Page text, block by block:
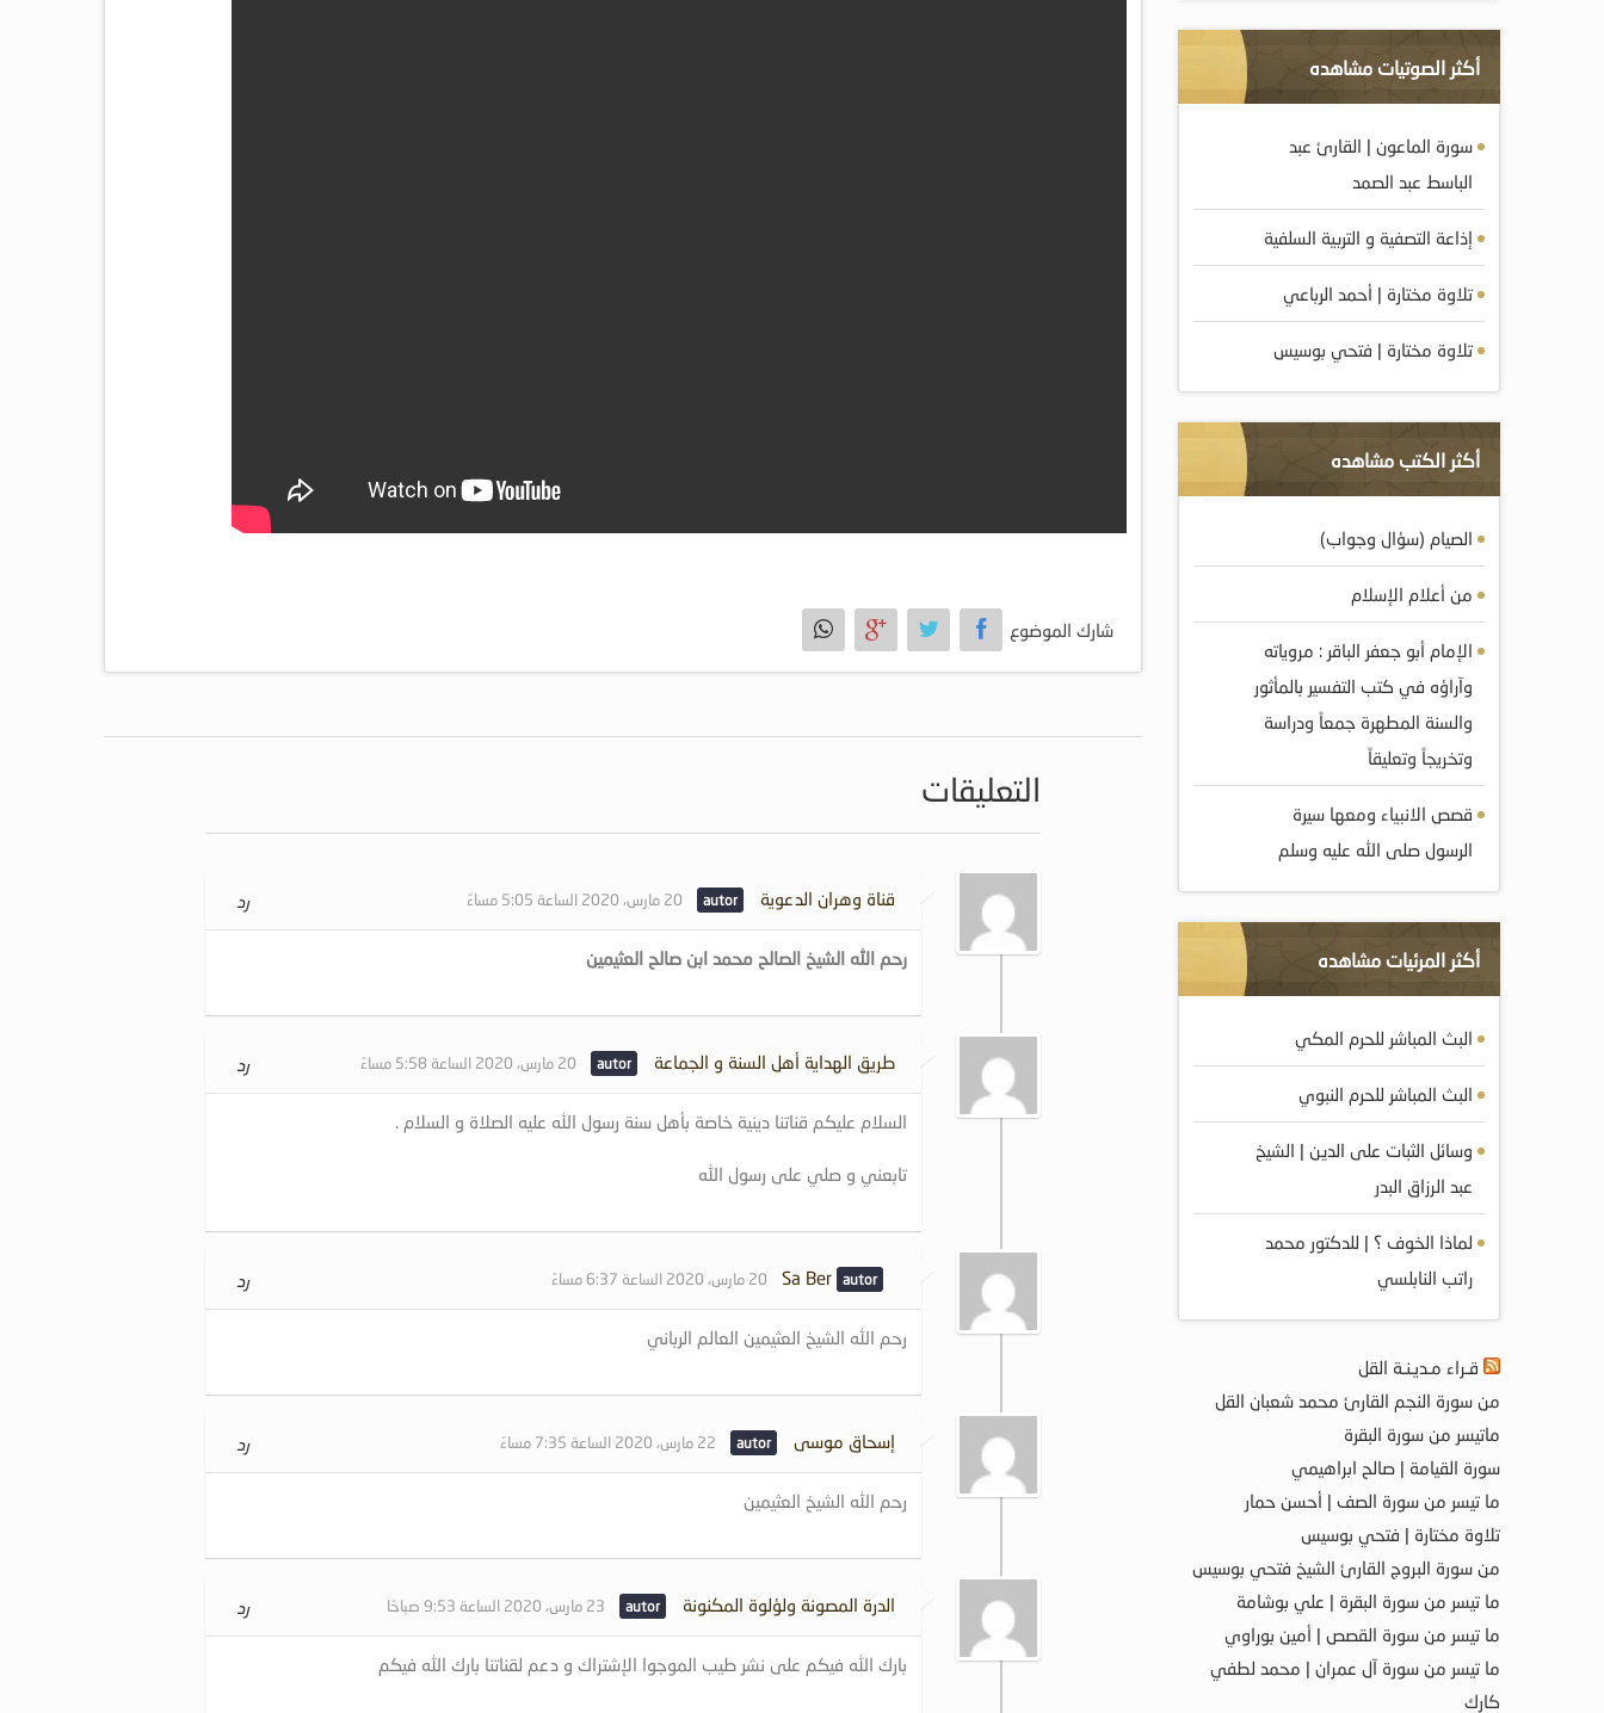
شارك الموضوع
التعليقات
قناة وهران الدعوية 20 مارس، 2020 الساعة 5:05 مساءً رد
رحم الله الشيخ الصالح محمد ابن صالح العثيمين
طريق الهداية أهل السنة و الجماعة 20 مارس، 2020 الساعة 5:58 مساءً رد
السلام عليكم قناتنا دينية خاصة بأهل سنة رسول الله عليه الصلاة و السلام .
تابعني و صلي على رسول الله
Sa Ber 20 مارس، 2020 الساعة 6:37 مساءً رد
رحم الله الشيخ العثيمين العالم الرباني
إسحاق موسى 22 مارس، 2020 الساعة 7:35 مساءً رد
رحم الله الشيخ العثيمين
الدرة المصونة ولؤلوة المكنونة 23 مارس، 2020 الساعة 9:53 صباحًا رد
بارك الله فيكم على نشر طيب الموجوا الإشتراك و دعم لقناتنا بارك الله فيكم
أكثر الصوتيات مشاهده
سورة الماعون | القارئ عبد
الباسط عبد الصمد
إذاعة التصفية و التربية السلفية
تلاوة مختارة | أحمد الرباعي
تلاوة مختارة | فتحي بوسيس
أكثر الكتب مشاهده
الصيام (سؤال وجواب)
من أعلام الإسلام
الإمام أبو جعفر الباقر : مروياته
وآراؤه في كتب التفسير بالمأثور
والسنة المطهرة جمعاً ودراسة
وتخريجاً وتعليقاً
قصص الانبياء ومعها سيرة
الرسول صلى الله عليه وسلم
أكثر المرئيات مشاهده
البث المباشر للحرم المكي
البث المباشر للحرم النبوي
وسائل الثبات على الدين | الشيخ
عبد الرزاق البدر
لماذا الخوف ؟ | للدكتور محمد
راتب النابلسي
قـراء مـديـنـة القل
من سورة النجم القارئ محمد شعبان القل
ماتيسر من سورة البقرة
سورة القيامة | صالح ابراهيمي
ما تيسر من سورة الصف | أحسن حمار
تلاوة مختارة | فتحي بوسيس
من سورة البروج القارئ الشيخ فتحي بوسيس
ما تيسر من سورة البقرة | علي بوشامة
ما تيسر من سورة القصص | أمين بوراوي
ما تيسر من سورة آل عمران | محمد لطفي
كارك